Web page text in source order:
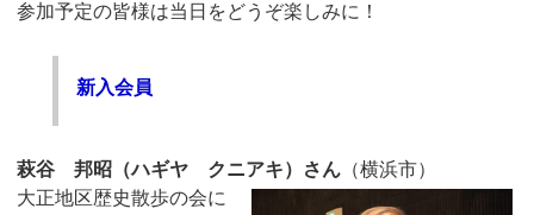
参加予定の皆様は当日をどうぞ楽しみに！
新入会員
萩谷 邦昭（ハギヤ クニアキ）さん （横浜市）
大正地区歴史散歩の会に